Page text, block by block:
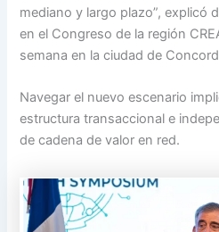
mediano y largo plazo”, explicó
en el Congreso de la región
semana en la ciudad de
Navegar el nuevo escenario
estructura transaccional e
de cadena de valor en red.